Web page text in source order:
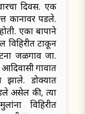
दिवस. एक
कानावर पडले.
एका बापाने
विहिरीत टाकून
जळगाव जा.
गावात
झाले. डोक्यात
असेल की, त्या
विहिरीत